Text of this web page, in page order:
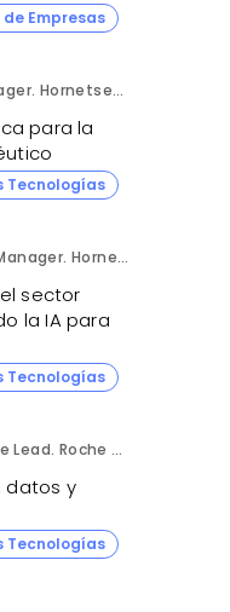
Empresas
Eduardo Encinas. Senior Key Account Manager. Hornetsecurity en Iberia.
para la
Tecnologías
Fernando Martínez. Head of Key Account Manager. Hornetsecurity.
sector
la IA para
Tecnologías
Núria Piella. CoreLab and Near Patient Care Lead. Roche Diagnostics España.
datos y
Tecnologías